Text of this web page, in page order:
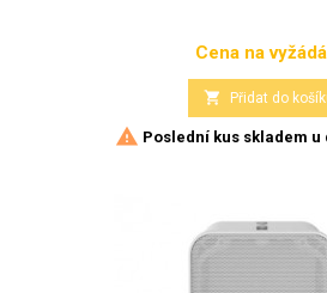
Cena
Cena na
 Přidat do
 Poslední kus skladem u